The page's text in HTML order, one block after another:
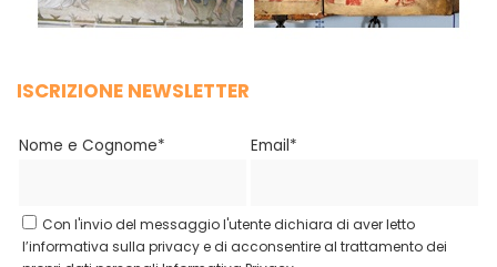
ISCRIZIONE NEWSLETTER
Nome e Cognome* Email*
Con l'invio del messaggio l'utente dichiara di aver letto
l’informativa sulla privacy e di acconsentire al trattamento dei